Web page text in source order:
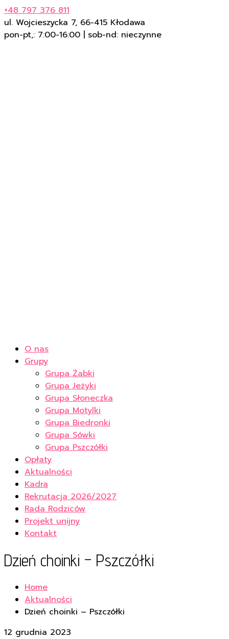
+48 797 376 811
ul. Wojcieszycka 7, 66-415 Kłodawa
pon-pt,: 7:00-16:00 | sob-nd: nieczynne
O nas
Grupy
Grupa Żabki
Grupa Jeżyki
Grupa Słoneczka
Grupa Motylki
Grupa Biedronki
Grupa Sówki
Grupa Pszczółki
Opłaty
Aktualności
Kadra
Rekrutacja 2026/2027
Rada Rodziców
Projekt unijny
Kontakt
Dzień choinki – Pszczółki
Home
Aktualności
Dzień choinki – Pszczółki
12 grudnia 2023